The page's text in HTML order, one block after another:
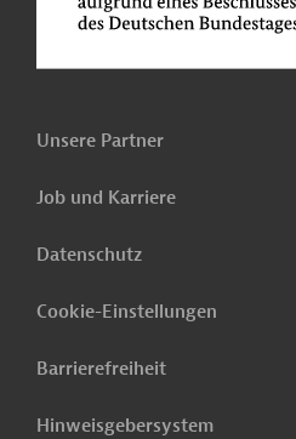
Unsere Partner
Job und Karriere
Datenschutz
Cookie-Einstellungen
Barrierefreiheit
Hinweisgebersystem